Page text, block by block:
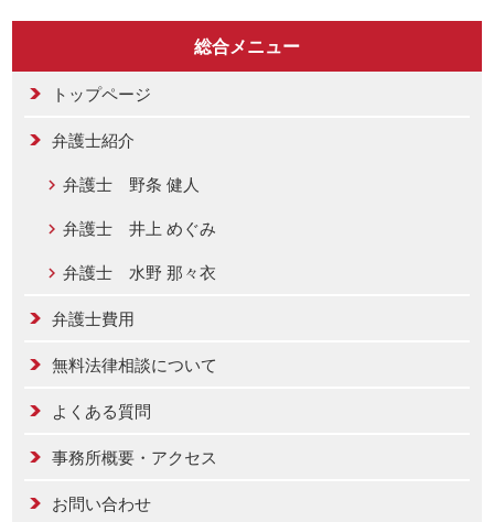
総合メニュー
トップページ
弁護士紹介
弁護士 野条 健人
弁護士 井上 めぐみ
弁護士 水野 那々衣
弁護士費用
無料法律相談について
よくある質問
事務所概要・アクセス
お問い合わせ